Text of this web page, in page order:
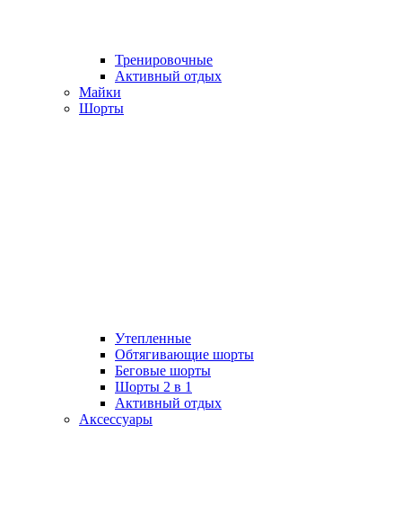
Тренировочные
Активный отдых
Майки
Шорты
Утепленные
Обтягивающие шорты
Беговые шорты
Шорты 2 в 1
Активный отдых
Аксессуары